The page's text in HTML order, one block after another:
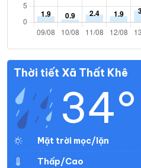
Thời tiết Xã Thất Khê
34°
Mặt trời mọc/lặn
Thấp/Cao